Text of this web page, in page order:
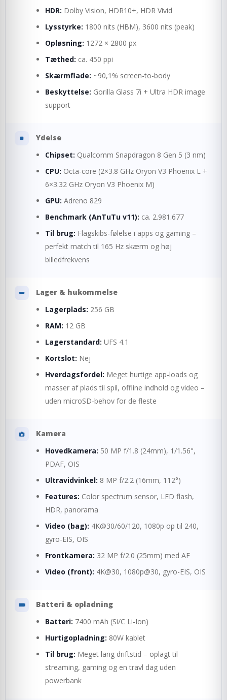
HDR: Dolby Vision, HDR10+, HDR Vivid
Lysstyrke: 1800 nits (HBM), 3600 nits (peak)
Opløsning: 1272 × 2800 px
Tæthed: ca. 450 ppi
Skærmflade: ~90,1% screen-to-body
Beskyttelse: Gorilla Glass 7i + Ultra HDR image
support
Ydelse
Chipset: Qualcomm Snapdragon 8 Gen 5 (3 nm)
CPU: Octa-core (2×3.8 GHz Oryon V3 Phoenix L +
6×3.32 GHz Oryon V3 Phoenix M)
GPU: Adreno 829
Benchmark (AnTuTu v11): ca. 2.981.677
Til brug: Flagskibs-følelse i apps og gaming –
perfekt match til 165 Hz skærm og høj
billedfrekvens
Lager & hukommelse
Lagerplads: 256 GB
RAM: 12 GB
Lagerstandard: UFS 4.1
Kortslot: Nej
Hverdagsfordel: Meget hurtige app-loads og
masser af plads til spil, offline indhold og video –
uden microSD-behov for de fleste
Kamera
Hovedkamera: 50 MP f/1.8 (24mm), 1/1.56",
PDAF, OIS
Ultravidvinkel: 8 MP f/2.2 (16mm, 112°)
Features: Color spectrum sensor, LED flash,
HDR, panorama
Video (bag): 4K@30/60/120, 1080p op til 240,
gyro-EIS, OIS
Frontkamera: 32 MP f/2.0 (25mm) med AF
Video (front): 4K@30, 1080p@30, gyro-EIS, OIS
Batteri & opladning
Batteri: 7400 mAh (Si/C Li-Ion)
Hurtigopladning: 80W kablet
Til brug: Meget lang driftstid – oplagt til
streaming, gaming og en travl dag uden
powerbank